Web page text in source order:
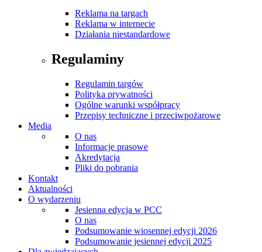
Reklama na targach
Reklama w internecie
Działania niestandardowe
Regulaminy
Regulamin targów
Polityka prywatności
Ogólne warunki współpracy
Przepisy techniczne i przeciwpożarowe
Media
O nas
Informacje prasowe
Akredytacja
Pliki do pobrania
Kontakt
Aktualności
O wydarzeniu
Jesienna edycja w PCC
O nas
Podsumowanie wiosennej edycji 2026
Podsumowanie jesiennej edycji 2025